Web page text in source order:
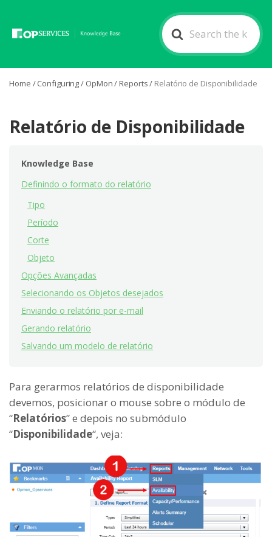
Search
For
Home /Configuring/ OpMon/ Reports/ Relatório de Disponibilidade
Relatório de Disponibilidade
Knowledge Base
Definindo o formato do relatório
Tipo
Período
Corte
Objeto
Opções Avançadas
Selecionando os Objetos desejados
Enviando o relatório por e-mail
Gerando relatório
Salvando um modelo de relatório
Para gerarmos relatórios de disponibilidade
devemos, posicionar o mouse sobre o módulo de
“Relatórios” e depois no submódulo
“Disponibilidade“, veja: